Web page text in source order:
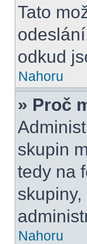
Tato
odkud
Nahoru
» Proč
skupin
tedy na
Nahoru